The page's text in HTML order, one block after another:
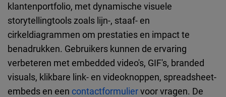
klantenportfolio, met dynamische visuele
storytellingtools zoals lijn-, staaf- en
cirkeldiagrammen om prestaties en impact te
benadrukken. Gebruikers kunnen de ervaring
verbeteren met embedded video's, GIF's, branded
visuals, klikbare link- en videoknoppen, spreadsheet-
embeds en een contactformuliervoor vragen. De